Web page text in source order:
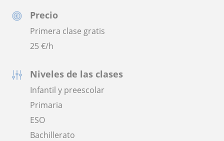
Precio
Primera clase gratis
25€/h
Niveles de las clases
Infantil y preescolar
Primaria
ESO
Bachillerato